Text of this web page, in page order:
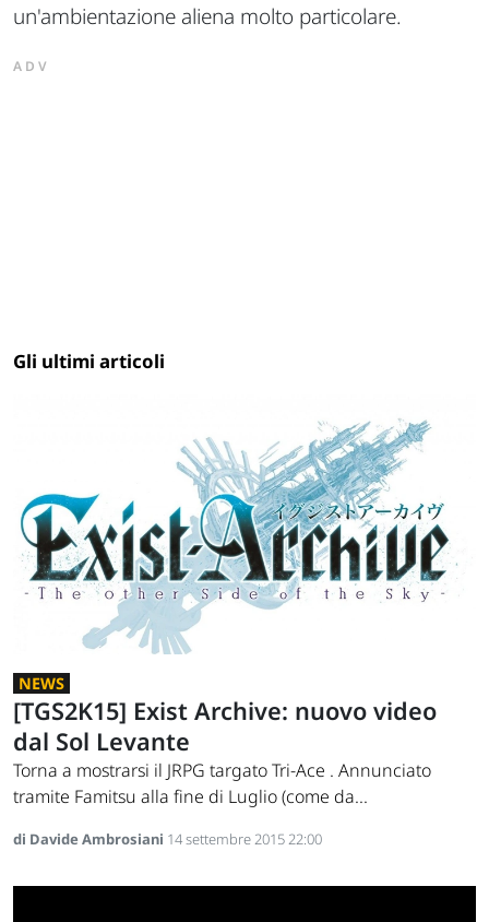
un'ambientazione aliena molto particolare.
ADV
Gli ultimi articoli
NEWS
[TGS2K15] Exist Archive: nuovo video
dal Sol Levante
Torna a mostrarsi il JRPG targato Tri-Ace . Annunciato
tramite Famitsu alla fine di Luglio (come da...
di Davide Ambrosiani 14 settembre 2015 22:00